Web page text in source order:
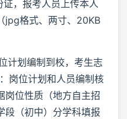
，报考人员上传本人
jpg格式、两寸、20KB
计划编制到校，考生志
岗位计划和人员编制核
岗位性质（地方自主招
段（初中）分学科填报